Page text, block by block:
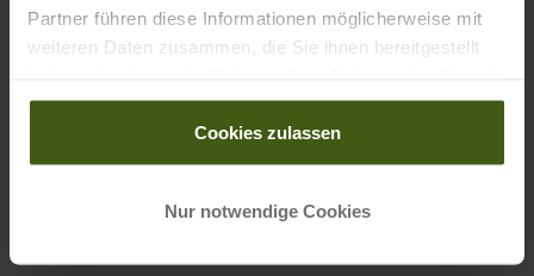
Partner führen diese Informationen möglicherweise mit
weiteren Daten zusammen, die Sie ihnen bereitgestellt
gesammelt haben.
Cookies zulassen
Nur notwendige Cookies
Maße (L/B/H):